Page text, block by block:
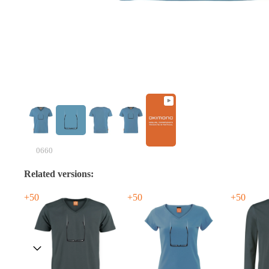
0660
Related versions:
+50 +50 +50